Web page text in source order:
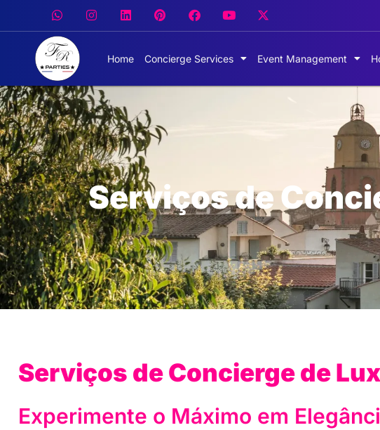
Home Concierge Services Event Management
Serviços de
Serviços de Concierge de
Experimente o Máximo em